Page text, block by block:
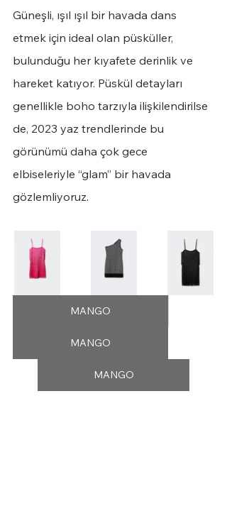
Güneşli, ışıl ışıl bir havada dans
etmek için ideal olan püsküller,
bulunduğu her kıyafete derinlik ve
hareket katıyor. Püskül detayları
genellikle boho tarzıyla ilişkilendirilse
de, 2023 yaz trendlerinde bu
görünümü daha çok gece
elbiseleriyle “glam” bir havada
gözlemliyoruz.
MANGO
MANGO
MANGO